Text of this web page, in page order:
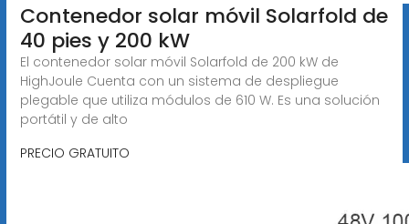
Contenedor solar móvil Solarfold de
40 pies y 200 kW
El contenedor solar móvil Solarfold de 200 kW de
HighJoule Cuenta con un sistema de despliegue
plegable que utiliza módulos de 610 W. Es una solución
portátil y de alto
PRECIO GRATUITO